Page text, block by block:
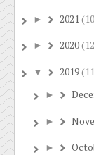
► 2021
► 2020
▼ 2019
►
►
►